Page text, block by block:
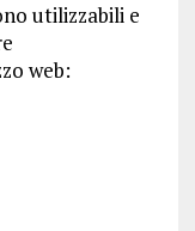
utilizzabili e
web: